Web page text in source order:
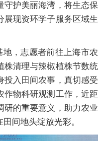
守护美丽海湾，将生态保
展现资环学子服务区域生
地，志愿者前往上海市农
株清理与辣椒植株节数统
投入田间农事，真切感受
作物科研观测工作，近距
研的重要意义，助力农业
间地头绽放光彩。